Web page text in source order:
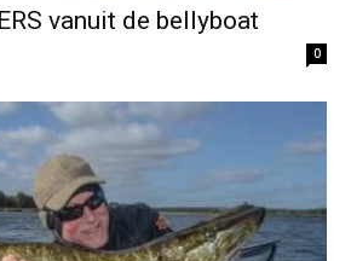
vanuit de bellyboat
0